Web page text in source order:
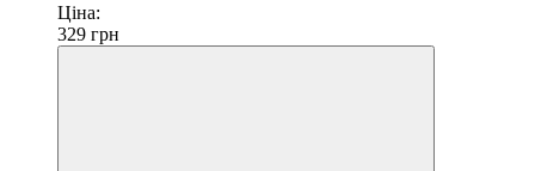
Ціна:
329 грн